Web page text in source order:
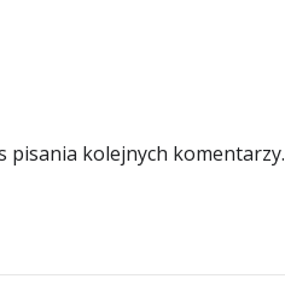
pisania kolejnych komentarzy.